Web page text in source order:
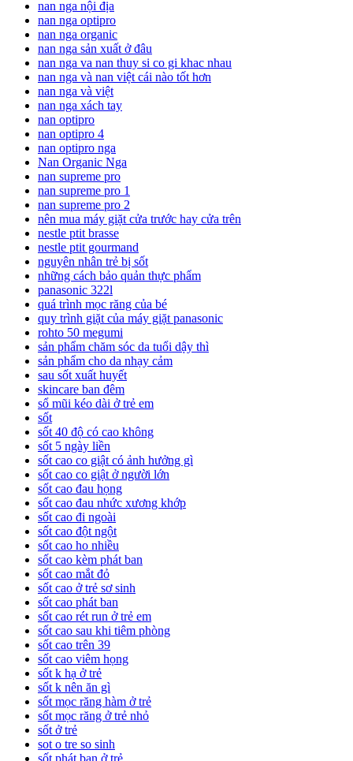
nan nga nội địa
nan nga optipro
nan nga organic
nan nga sản xuất ở đâu
nan nga va nan thuy si co gi khac nhau
nan nga và nan việt cái nào tốt hơn
nan nga và việt
nan nga xách tay
nan optipro
nan optipro 4
nan optipro nga
Nan Organic Nga
nan supreme pro
nan supreme pro 1
nan supreme pro 2
nên mua máy giặt cửa trước hay cửa trên
nestle ptit brasse
nestle ptit gourmand
nguyên nhân trẻ bị sốt
những cách bảo quản thực phẩm
panasonic 322l
quá trình mọc răng của bé
quy trình giặt của máy giặt panasonic
rohto 50 megumi
sản phẩm chăm sóc da tuổi dậy thì
sản phẩm cho da nhạy cảm
sau sốt xuất huyết
skincare ban đêm
sổ mũi kéo dài ở trẻ em
sốt
sốt 40 độ có cao không
sốt 5 ngày liền
sốt cao co giật có ảnh hưởng gì
sốt cao co giật ở người lớn
sốt cao đau họng
sốt cao đau nhức xương khớp
sốt cao đi ngoài
sốt cao đột ngột
sốt cao ho nhiều
sốt cao kèm phát ban
sốt cao mắt đỏ
sốt cao ở trẻ sơ sinh
sốt cao phát ban
sốt cao rét run ở trẻ em
sốt cao sau khi tiêm phòng
sốt cao trên 39
sốt cao viêm họng
sốt k hạ ở trẻ
sốt k nên ăn gì
sốt mọc răng hàm ở trẻ
sốt mọc răng ở trẻ nhỏ
sốt ở trẻ
sot o tre so sinh
sốt phát ban ở trẻ